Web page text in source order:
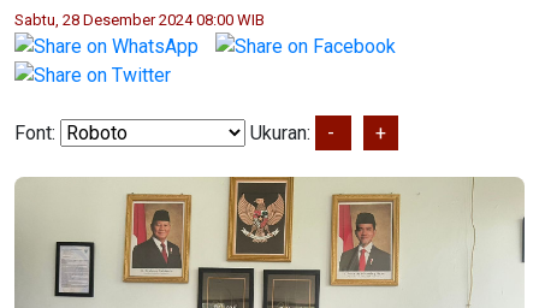
Sabtu, 28 Desember 2024 08:00 WIB
Font: Ukuran: - +